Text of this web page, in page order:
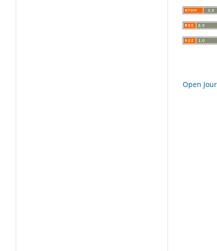
Open